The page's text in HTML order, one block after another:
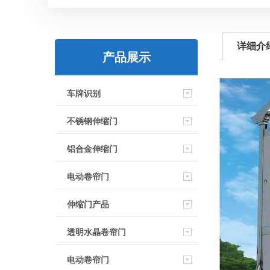
产品展示
车牌识别
不锈钢伸缩门
铝合金伸缩门
电动卷帘门
伸缩门产品
透明水晶卷帘门
电动卷帘门
详细介